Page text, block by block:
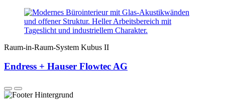
Raum-in-Raum-System Kubus II
Endress + Hauser Flowtec AG